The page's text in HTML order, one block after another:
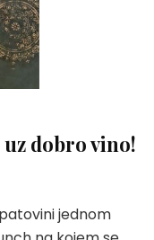
dobro vino!
jednom